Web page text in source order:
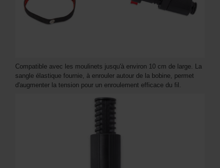
Compatible avec les moulinets jusqu'à environ 10 cm de large. La
sangle élastique fournie, à enrouler autour de la bobine, permet
d'augmenter la tension pour un enroulement efficace du fil.